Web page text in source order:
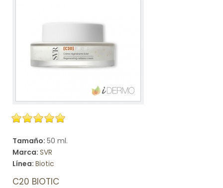
Tamaño: 50 ml.
Marca: SVR
Línea: Biotic
C20 BIOTIC